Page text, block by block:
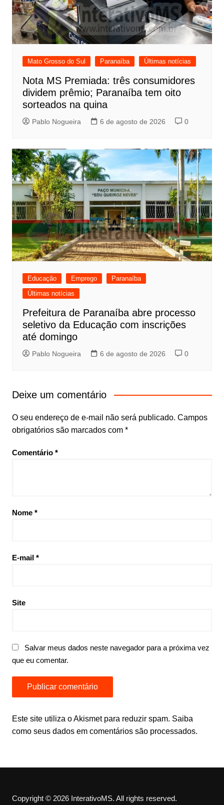
Mato Grosso do Sul Paranaíba Últimas notícias
Nota MS Premiada: três consumidores
dividem prêmio; Paranaíba tem oito
sorteados na quina
Pablo Nogueira 6 de agosto de 2026 0
Educação Emprego
Paranaíba
Últimas notícias
Prefeitura de Paranaíba abre processo
seletivo da Educação com inscrições
até domingo
Pablo Nogueira 6 de agosto de 2026 0
Deixe um comentário
O seu endereço de e-mail não será publicado. Campos
obrigatórios são marcados com *
Comentário *
Nome *
E-mail *
Site
Salvar meus dados neste navegador para a próxima vez
que eu comentar.
Este site utiliza o Akismet para reduzir spam. Saiba
como seus dados em comentários são processados.
Copyright © 2026 InterativoMS. All rights reserved.